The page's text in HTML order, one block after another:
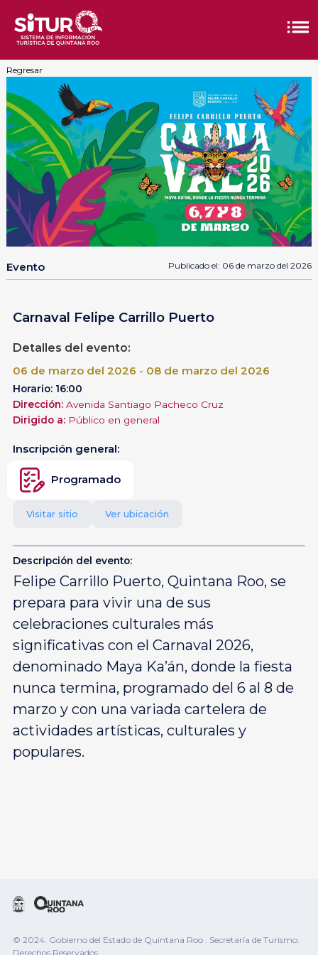
Regresar
Evento Publicado el: 06 de marzo del 2026
Carnaval Felipe Carrillo Puerto
Detalles del evento:
06 de marzo del 2026 - 08 de marzo del 2026
Horario: 16:00
Dirección: Avenida Santiago Pacheco Cruz
Dirigido a: Público en general
Inscripción general:
Programado
Visitar sitio Ver ubicación
Descripción del evento:
Felipe Carrillo Puerto, Quintana Roo, se
prepara para vivir una de sus
celebraciones culturales más
significativas con el Carnaval 2026,
denominado Maya Ka’án, donde la fiesta
nunca termina, programado del 6 al 8 de
marzo y con una variada cartelera de
actividades artísticas, culturales y
populares.
© 2024. Gobierno del Estado de Quintana Roo . Secretaría de Turismo.
Derechos Reservados